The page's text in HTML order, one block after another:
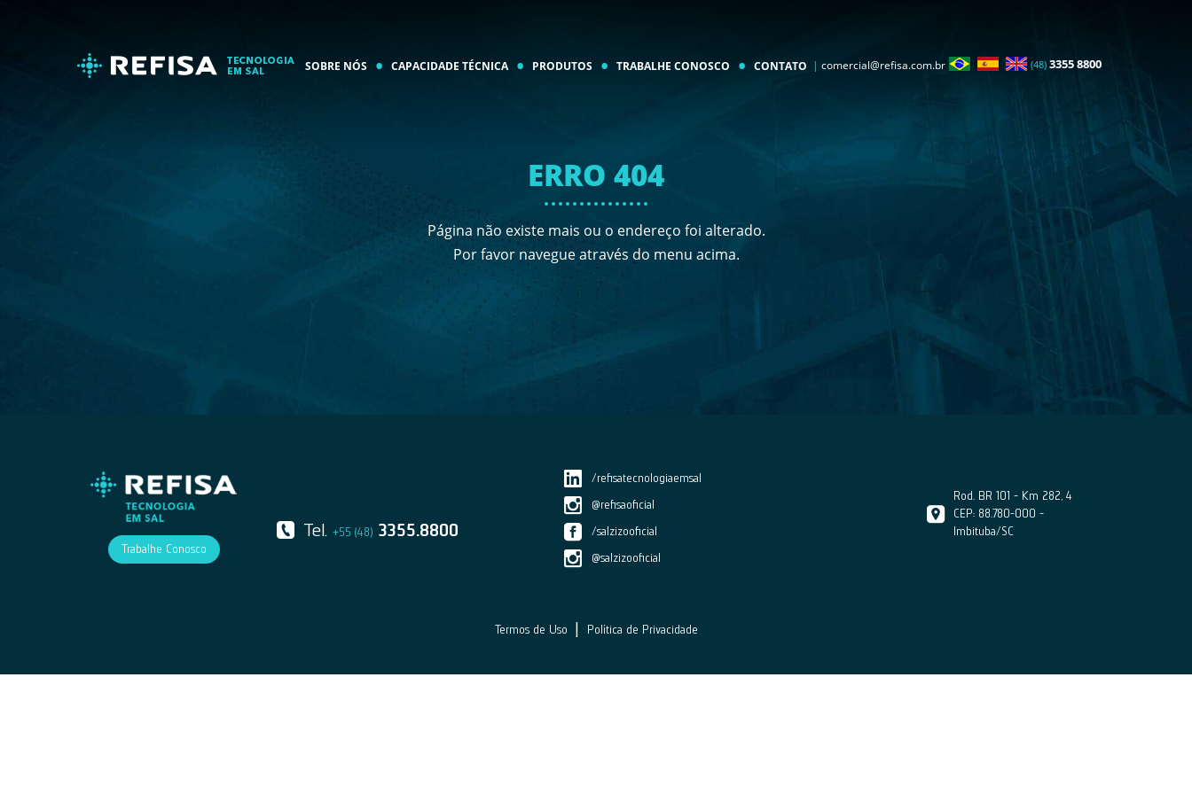
(48) 3355 8800
SOBRE NÓS CAPACIDADE TÉCNICA PRODUTOS TRABALHE CONOSCO CONTATO | comercial@refisa.com.br
ERRO 404
Página não existe mais ou o endereço foi alterado.
Por favor navegue através do menu acima.
Trabalhe Conosco
Tel. +55 (48) 3355.8800
/refisatecnologiaemsal
@refisaoficial
/salzizooficial
@salzizooficial
Rod. BR 101 - Km 282, 4
CEP: 88.780-000 -
Imbituba/SC
Termos de Uso | Política de Privacidade